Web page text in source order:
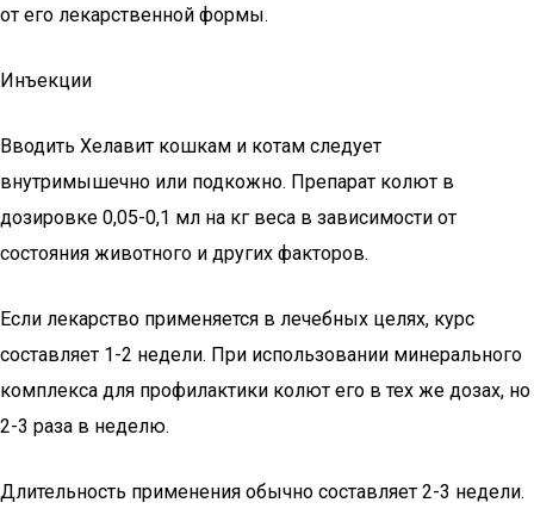
от его лекарственной формы.
Инъекции
Вводить Хелавит кошкам и котам следует
внутримышечно или подкожно. Препарат колют в
дозировке 0,05-0,1 мл на кг веса в зависимости от
состояния животного и других факторов.
Если лекарство применяется в лечебных целях, курс
составляет 1-2 недели. При использовании минерального
комплекса для профилактики колют его в тех же дозах, но
2-3 раза в неделю.
Длительность применения обычно составляет 2-3 недели.